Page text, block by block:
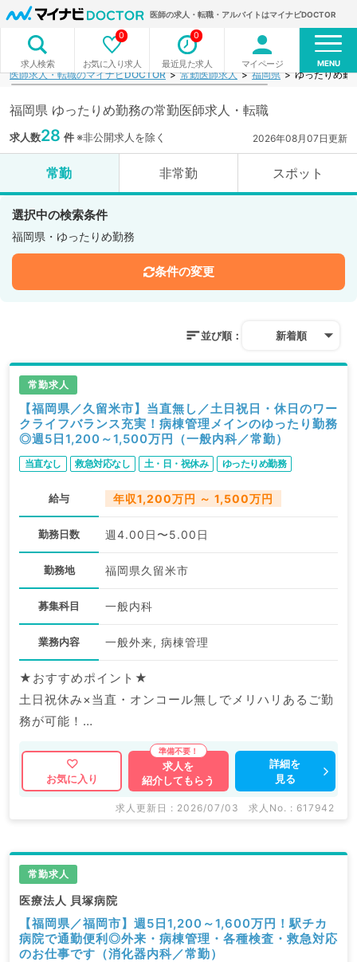
医師の求人・転職・アルバイトはマイナビDOCTOR
求人検索 お気に入り求人
0
最近見た求人
0
マイページ MENU
医師求人・転職のマイナビDOCTOR 常勤医師求人 福岡県 ゆったりめ勤
福岡県 ゆったりめ勤務の常勤医師求人・転職
求人数28 件※非公開求人を除く 2026年08月07日更新
常勤 非常勤 スポット
選択中の検索条件
福岡県・ゆったりめ勤務
条件の変更
並び順： 新着順
常勤求人
【福岡県／久留米市】当直無し／土日祝日・休日のワー
クライフバランス充実！病棟管理メインのゆったり勤務
◎週5日1,200～1,500万円（一般内科／常勤）
当直なし 救急対応なし 土・日・祝休み ゆったりめ勤務
給与 年収1,200万円 ～ 1,500万円
勤務日数 週4.00日〜5.00日
勤務地 福岡県久留米市
募集科目 一般内科
業務内容 一般外来, 病棟管理
★おすすめポイント★
土日祝休み×当直・オンコール無しでメリハリあるご勤
務が可能！
病棟管理のみのゆったりめのお仕事◎
お気に入り
求人を
紹介してもらう
詳細を
見る
求人更新日 : 2026/07/03 求人No. : 617942
常勤求人
医療法人 貝塚病院
【福岡県／福岡市】週5日1,200～1,600万円！駅チカ
病院で通勤便利◎外来・病棟管理・各種検査・救急対応
のお仕事です（消化器内科／常勤）